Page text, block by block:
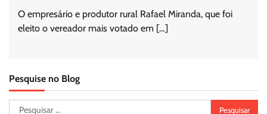
O empresário e produtor rural Rafael Miranda, que foi
eleito o vereador mais votado em […]
Pesquise no Blog
Pesquisar